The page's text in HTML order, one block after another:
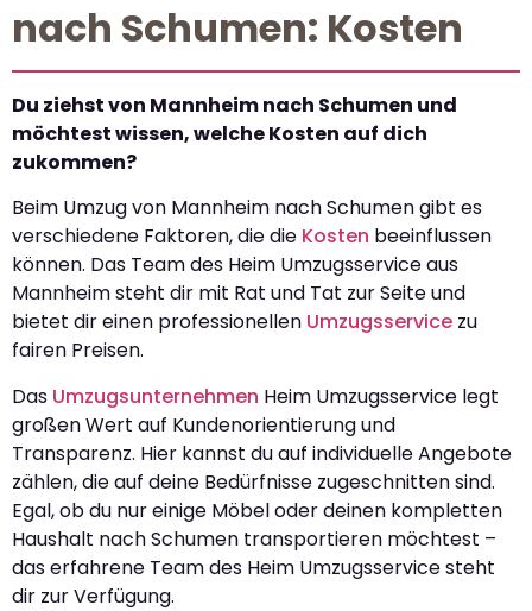
nach Schumen: Kosten
Du ziehst von Mannheim nach Schumen und
möchtest wissen, welche Kosten auf dich
zukommen?
Beim Umzug von Mannheim nach Schumen gibt es
verschiedene Faktoren, die die Kosten beeinflussen
können. Das Team des Heim Umzugsservice aus
Mannheim steht dir mit Rat und Tat zur Seite und
bietet dir einen professionellen Umzugsservice zu
fairen Preisen.
Das Umzugsunternehmen Heim Umzugsservice legt
großen Wert auf Kundenorientierung und
Transparenz. Hier kannst du auf individuelle Angebote
zählen, die auf deine Bedürfnisse zugeschnitten sind.
Egal, ob du nur einige Möbel oder deinen kompletten
Haushalt nach Schumen transportieren möchtest –
das erfahrene Team des Heim Umzugsservice steht
dir zur Verfügung.